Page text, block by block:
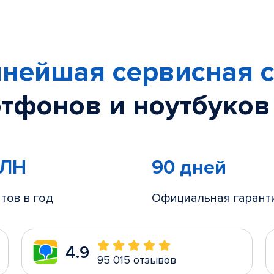
сервисная
и
в год
90 дней
Официальная
4.9 95 015 отзывов